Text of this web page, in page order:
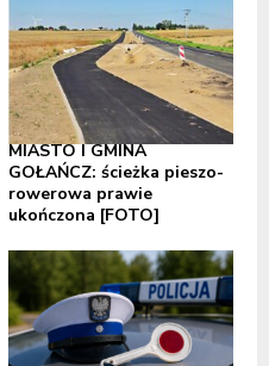
MIASTO I GMINA
GOŁAŃCZ: ścieżka pieszo-
rowerowa prawie
ukończona [FOTO]